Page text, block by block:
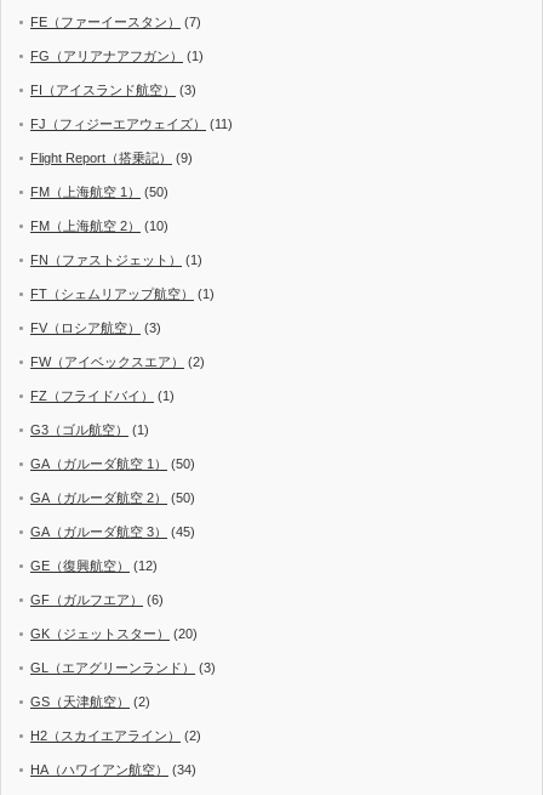
FE（ファーイースタン） (7)
FG（アリアナアフガン） (1)
FI（アイスランド航空） (3)
FJ（フィジーエアウェイズ） (11)
Flight Report（搭乗記） (9)
FM（上海航空 1） (50)
FM（上海航空 2） (10)
FN（ファストジェット） (1)
FT（シェムリアップ航空） (1)
FV（ロシア航空） (3)
FW（アイベックスエア） (2)
FZ（フライドバイ） (1)
G3（ゴル航空） (1)
GA（ガルーダ航空 1） (50)
GA（ガルーダ航空 2） (50)
GA（ガルーダ航空 3） (45)
GE（復興航空） (12)
GF（ガルフエア） (6)
GK（ジェットスター） (20)
GL（エアグリーンランド） (3)
GS（天津航空） (2)
H2（スカイエアライン） (2)
HA（ハワイアン航空） (34)